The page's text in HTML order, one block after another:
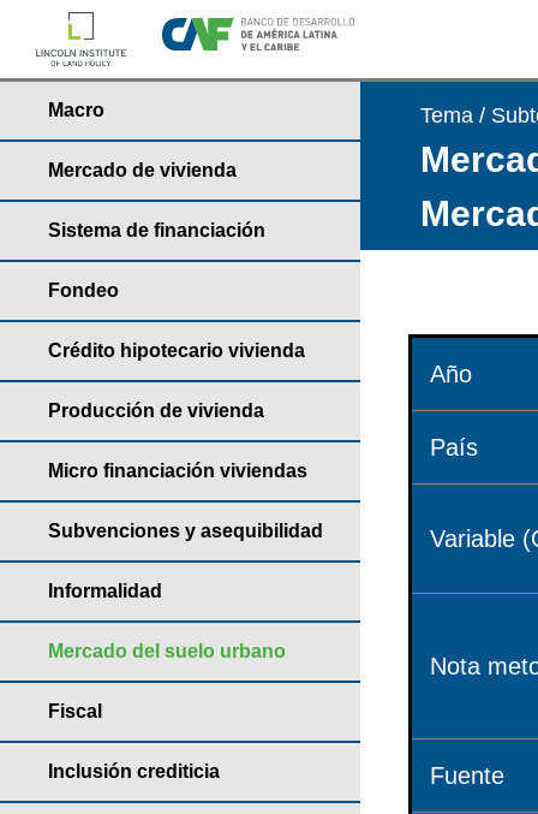
Macro
Mercado de vivienda
Sistema de financiación
Fondeo
Crédito hipotecario vivienda
Producción de vivienda
Micro financiación viviendas
Subvenciones y asequibilidad
Informalidad
Mercado del suelo urbano
Fiscal
Inclusión crediticia
Tema /
Año
País
Variable
Nota
Fuente